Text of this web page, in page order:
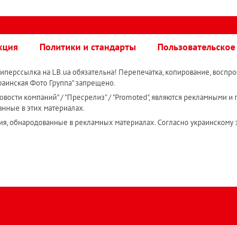
Политики и стандарты
на LB.ua обязательна! Перепечатка, копирование,
Фото Группа" запрещено.
компаний" / "Пресрелиз" / "Promoted", являются рекламными и
в этих материалах.
обнародованные в рекламных материалах. Согласно украинскому